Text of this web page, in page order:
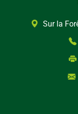
Sur la